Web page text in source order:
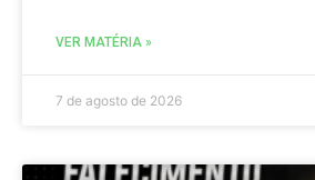
VER MATÉRIA »
7 de agosto de 2026